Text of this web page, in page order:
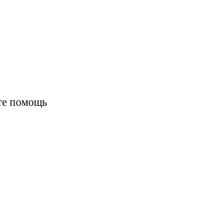
помощь